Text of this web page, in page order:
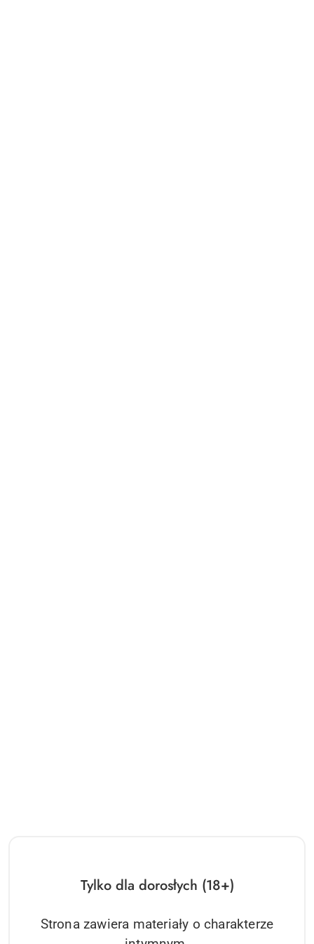
Tylko dla dorosłych (18+)
Strona zawiera materiały o charakterze